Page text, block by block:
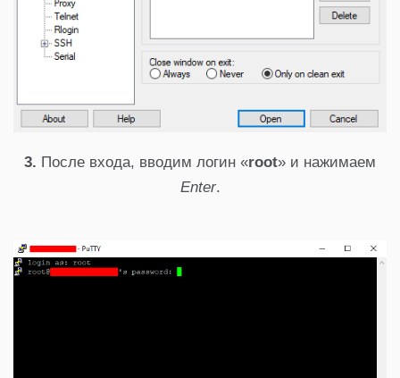
3. После входа, вводим логин «root» и нажимаем
Enter.